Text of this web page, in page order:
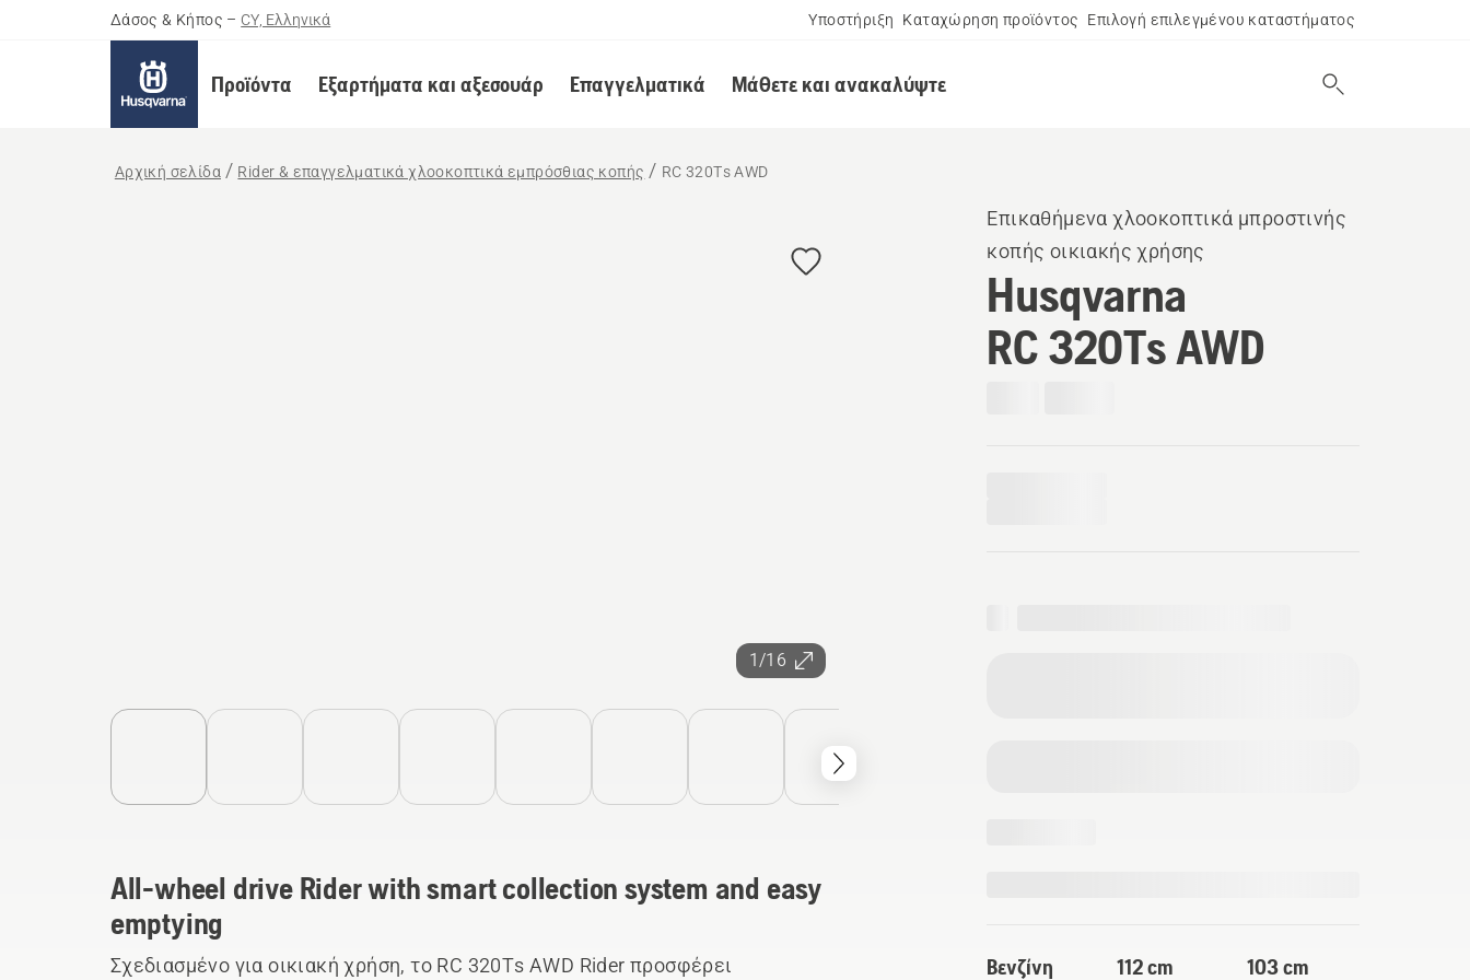
Δάσος & Κήπος – CY, Ελληνικά Υποστήριξη Καταχώρηση προϊόντος Επιλογή επιλεγμένου καταστήματος
Προϊόντα Εξαρτήματα και αξεσουάρ Επαγγελματικά Μάθετε και ανακαλύψτε
Αρχική σελίδα Rider & επαγγελματικά χλοοκοπτικά εμπρόσθιας κοπής RC 320Ts AWD
1/16
Επικαθήμενα χλοοκοπτικά μπροστινής
κοπής οικιακής χρήσης
Husqvarna
RC 320Ts AWD
Βενζίνη 112 cm 103 cm
All-wheel drive Rider with smart collection system and easy
emptying
Σχεδιασμένο για οικιακή χρήση, το RC 320Ts AWD Rider προσφέρει